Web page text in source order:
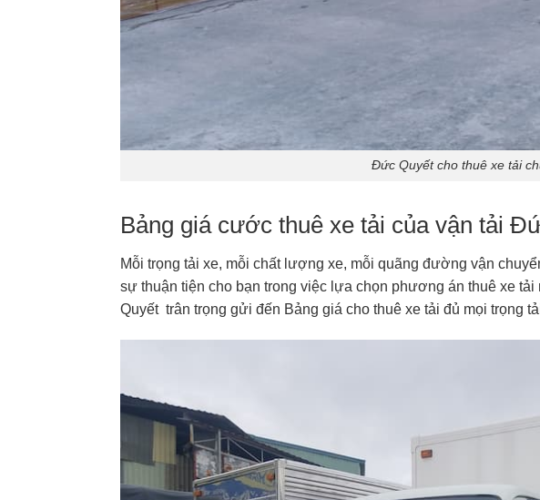
Đức Quyết cho thuê xe tải
Bảng giá cước thuê xe tải của vận tải
Mỗi trọng tải xe, mỗi chất lượng xe, mỗi quãng đường vận
sự thuận tiện cho bạn trong việc lựa chọn phương án thuê xe
Quyết trân trọng gửi đến Bảng giá cho thuê xe tải đủ mọi trọng